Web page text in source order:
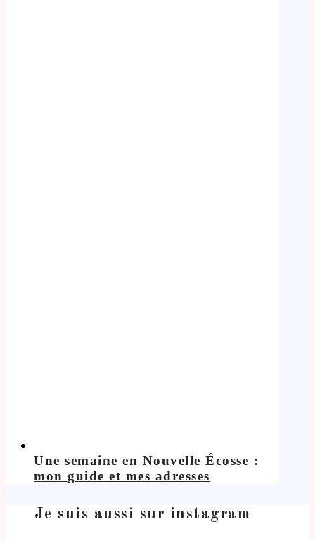
Une semaine en Nouvelle Écosse :
mon guide et mes adresses
Je suis aussi sur instagram